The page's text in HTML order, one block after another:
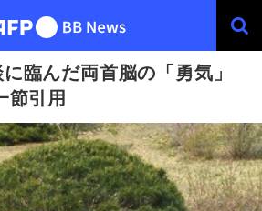
臨んだ両首脳の「勇気」
節引用